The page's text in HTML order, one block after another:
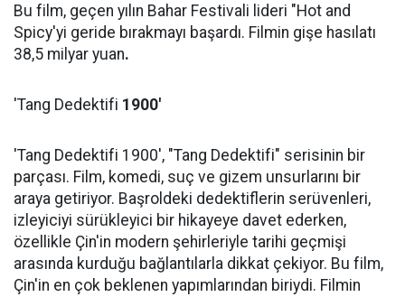
Bu film, geçen yılın Bahar Festivali lideri "Hot and
Spicy'yi geride bırakmayı başardı. Filmin gişe hasılatı
38,5 milyar yuan.
'Tang Dedektifi 1900'
'Tang Dedektifi 1900', "Tang Dedektifi" serisinin bir
parçası. Film, komedi, suç ve gizem unsurlarını bir
araya getiriyor. Başroldeki dedektiflerin serüvenleri,
izleyiciyi sürükleyici bir hikayeye davet ederken,
özellikle Çin'in modern şehirleriyle tarihi geçmişi
arasında kurduğu bağlantılarla dikkat çekiyor. Bu film,
Çin'in en çok beklenen yapımlarından biriydi. Filmin